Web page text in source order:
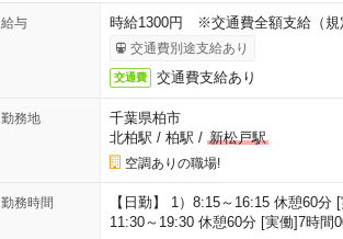
給与 時給1300円 ※交通費全額支給（規
交通費別途支給あり
交通費 交通費支給あり
勤務地
千葉県柏市
北柏駅 / 柏駅 / 新松戸駅
空調ありの職場!
勤務時間
【日勤】 1）8:15～16:15 休憩60分
11:30～19:30 休憩60分 [実働]7時間